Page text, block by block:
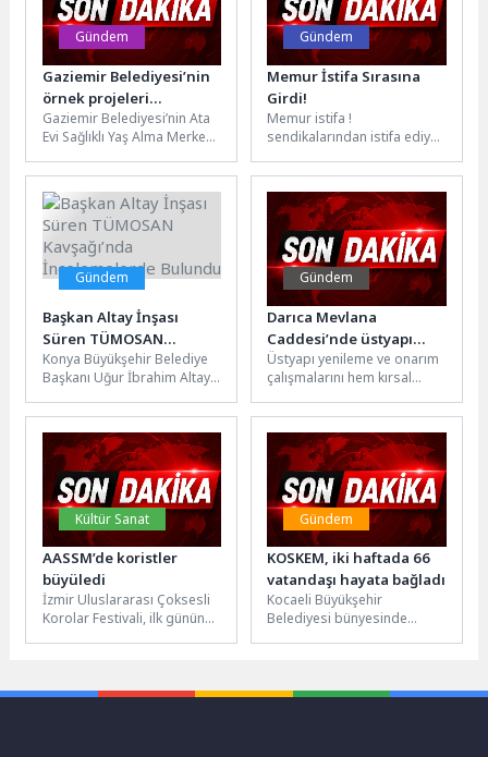
Gündem
Gaziemir Belediyesi’nin
örnek projeleri
Türkiye’ye model oldu
Gaziemir Belediyesi’nin Ata
Evi Sağlıklı Yaş Alma Merkezi
Kampüsü, 700 proje...
Gündem
Memur İstifa Sırasına
Girdi!
Memur istifa !
sendikalarından istifa ediyor.
görüşmelerinde çok düşük
bir maaş zammı alan...
Gündem
Başkan Altay İnşası
Süren TÜMOSAN
Kavşağı’nda
İncelemelerde Bulundu
Konya Büyükşehir Belediye
Başkanı Uğur İbrahim Altay,
Tramvay Hattı ikinci etap
çalışmaları kapsamında...
Gündem
Darıca Mevlana
Caddesi’nde üstyapı
tamam
Üstyapı yenileme ve onarım
çalışmalarını hem kırsal
merkezlerinde yoğun
tempoda sürdüren...
Kültür Sanat
AASSM’de koristler
büyüledi
İzmir Uluslararası Çoksesli
Korolar Festivali, ilk gününde
Gündem
KOSKEM, iki haftada 66
vatandaşı hayata bağladı
Kocaeli Büyükşehir
Belediyesi bünyesinde
tehlikesi...